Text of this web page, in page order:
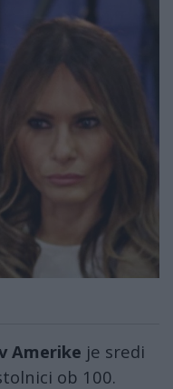
Amerike je sredi
ob 100.